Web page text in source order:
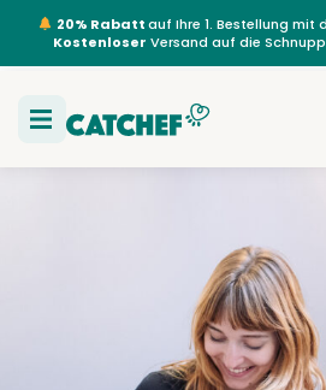
20% Rabattauf Ihre 1. Bestellung mit
Kostenloser Versand auf die